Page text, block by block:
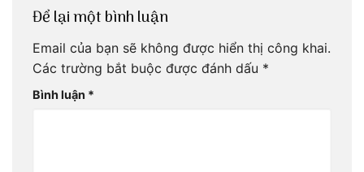
Để lại một bình luận
Email của bạn sẽ không được hiển thị công khai.
Các trường bắt buộc được đánh dấu *
Bình luận *